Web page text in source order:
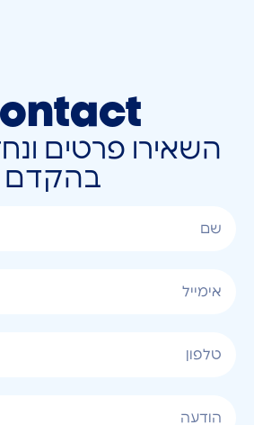
השאירו פרטים
בהקדם